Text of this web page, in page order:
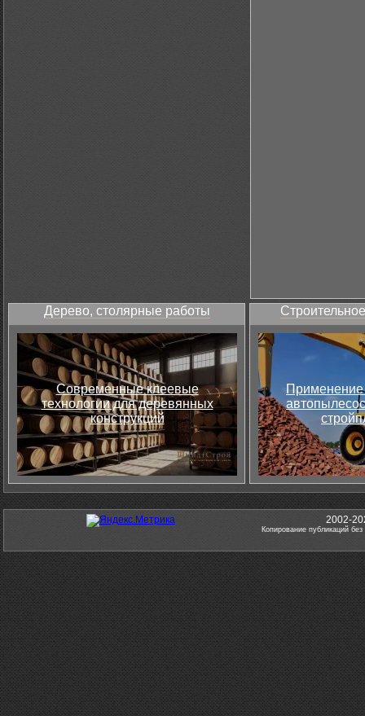
Дерево, столярные работы
Современные клеевые
технологии для деревянных
конструкций
Применение
2002-
Копирование публикаций